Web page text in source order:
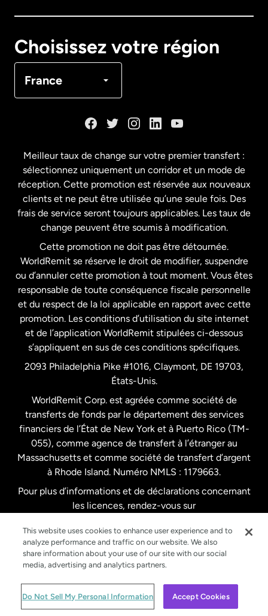
Choisissez votre région
France
Français
États-Unis English
États-Unis Español
France
Malaisie
Nouvelle-Zélande
Pays-Bas
Royaume-Uni
Suède
Meilleur taux de change sur votre premier transfert :
sélectionnez uniquement un corridor et un mode de
réception. Cette promotion est réservée aux nouveaux
clients et ne peut être utilisée qu’une seule fois. Des
frais de service seront toujours applicables. Les taux de
change peuvent être soumis à modification.
Cette promotion ne doit pas être détournée.
WorldRemit se réserve le droit de modifier, suspendre
ou d’annuler cette promotion à tout moment. Vous êtes
responsable de toute conséquence fiscale personnelle
et du respect de la loi applicable en rapport avec cette
promotion. Les conditions d’utilisation du site internet
et de l’application WorldRemit stipulées ci-dessous
s’appliquent en sus de ces conditions spécifiques.
2093 Philadelphia Pike #1016, Claymont, DE 19703,
États-Unis.
WorldRemit Corp. est agréée comme société de
transferts de fonds par le département des services
financiers de l’État de New York et à Puerto Rico (TM-
055), comme agence de transfert à l’étranger au
Massachusetts et comme société de transfert d’argent
à Rhode Island. Numéro NMLS : 1179663.
Pour plus d’informations et de déclarations concernant
les licences, rendez-vous sur
© WorldRemit 2024
This website uses cookies to enhance user experience and to
analyze performance and traffic on our website. We also
share information about your use of our site with our social
media, advertising and analytics partners.
Do Not Sell My Personal Information Accept Cookies